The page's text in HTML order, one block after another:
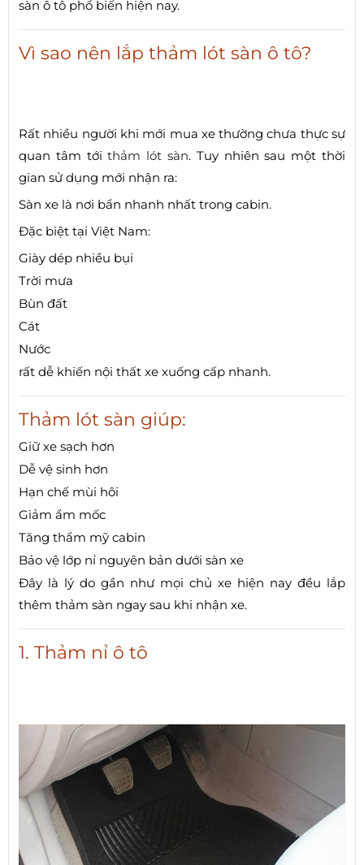
sàn ô tô phổ biến hiện nay.
Vì sao nên lắp thảm lót sàn ô tô?
Rất nhiều người khi mới mua xe thường chưa thực sự
quan tâm tớithảm lót sàn. Tuy nhiên sau một thời
gian sử dụng mới nhận ra:
Sàn xe là nơi bẩn nhanh nhất trong cabin.
Đặc biệt tại Việt Nam:
Giày dép nhiều bụi
Trời mưa
Bùn đất
Cát
Nước
rất dễ khiến nội thất xe xuống cấp nhanh.
Thảm lót sàn giúp:
Giữ xe sạch hơn
Dễ vệ sinh hơn
Hạn chế mùi hôi
Giảm ẩm mốc
Tăng thẩm mỹ cabin
Bảo vệ lớp nỉ nguyên bản dưới sàn xe
Đây là lý do gần như mọi chủ xe hiện nay đều lắp
thêm thảm sàn ngay sau khi nhận xe.
1. Thảm nỉ ô tô